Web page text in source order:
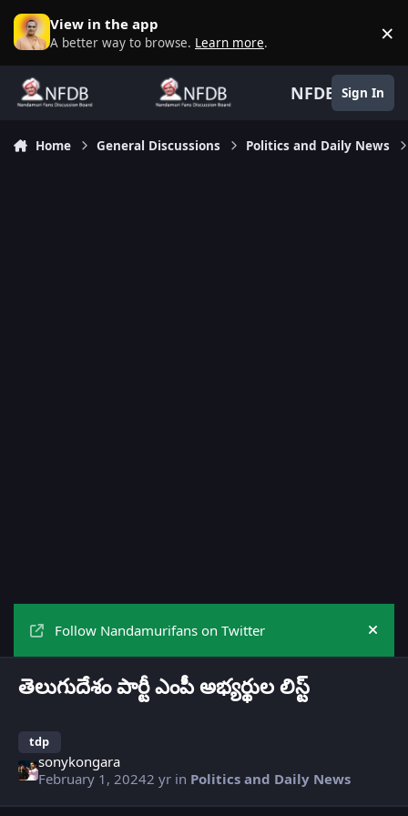
Skip to content
View in the app
A better way to browse. Learn more. ×
NFDB Sign In
Home General Discussions Politics and Daily News
Follow Nandamurifans on Twitter Hide
తెలుగుదేశం పార్టీ ఎంపీ అభ్యర్థుల లిస్ట్
tdp
sonykongara
February 1, 20242 yr in Politics and Daily News